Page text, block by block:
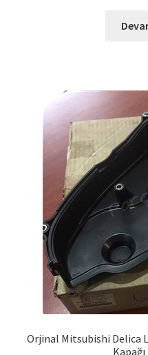
Orjinal Mitsubishi Delica